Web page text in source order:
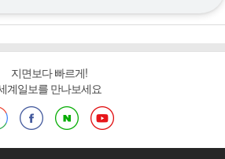
지면보다 빠르게!
계일보를 만나보세요